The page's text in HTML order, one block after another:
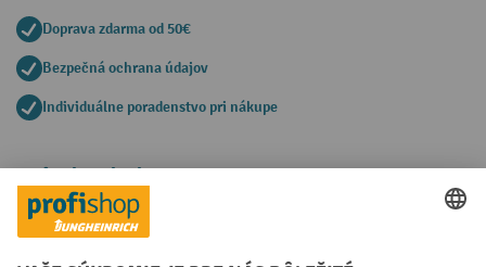
Doprava zdarma od 50€
Bezpečná ochrana údajov
Individuálne poradenstvo pri nákupe
Spôsoby platby
Creditcard (Master)Creditcard (Visa)